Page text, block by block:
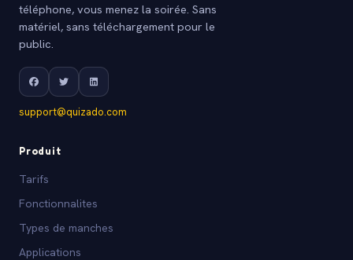
téléphone, vous menez la soirée. Sans
matériel, sans téléchargement pour le
public.
support@quizado.com
Produit
Tarifs
Fonctionnalites
Types de manches
Applications